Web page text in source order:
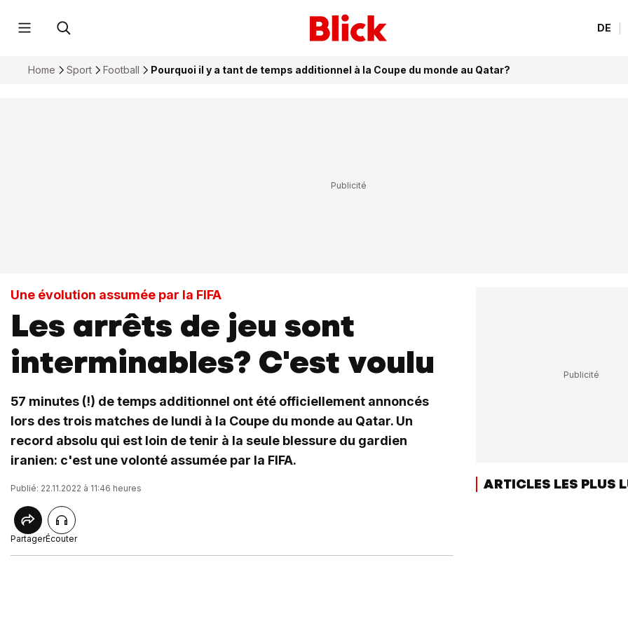
DE
Home Sport Football Pourquoi il y a tant de temps additionnel à la Coupe du monde au Qatar?
Une évolution assumée par la FIFA
Les arrêts de jeu sont
interminables? C'est voulu
57 minutes (!) de temps additionnel ont été officiellement annoncés
lors des trois matches de lundi à la Coupe du monde au Qatar. Un
record absolu qui est loin de tenir à la seule blessure du gardien
iranien: c'est une volonté assumée par la FIFA.
Publié: 22.11.2022 à 11:46 heures
PartagerÉcouter
ARTICLES LES PLUS